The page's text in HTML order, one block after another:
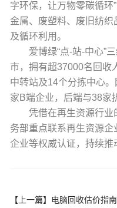
字环保，让万物零碳循环
金属、废塑料、废旧纺
及循环利用。
爱博绿“点-站-中心”三
市，拥有超37000名回收
中转站及14个分拣中心
家B端企业，后端与38家
凭借在再生资源行业
务部重点联系再生资源
企业等权威认证，持续推
【上一篇】 电脑回收估价指